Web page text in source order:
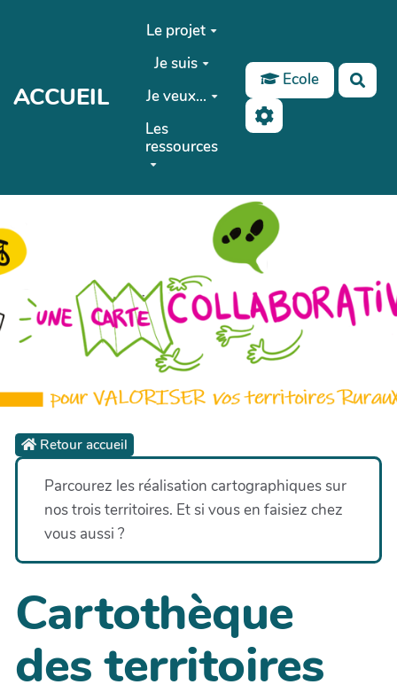
Aller au contenu principal
ACCUEIL
Le projet
Je suis
Je veux...
Les
ressources
Ecole
Retour accueil
Parcourez les réalisation cartographiques sur
nos trois territoires. Et si vous en faisiez chez
vous aussi ?
Cartothèque
des territoires